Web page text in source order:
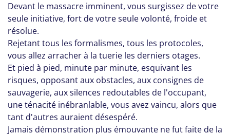
Devant le massacre imminent, vous surgissez de votre
seule initiative, fort de votre seule volonté, froide et
résolue.
Rejetant tous les formalismes, tous les protocoles,
vous allez arracher à la tuerie les derniers otages.
Et pied à pied, minute par minute, esquivant les
risques, opposant aux obstacles, aux consignes de
sauvagerie, aux silences redoutables de l'occupant,
une ténacité inébranlable, vous avez vaincu, alors que
tant d'autres auraient désespéré.
Jamais démonstration plus émouvante ne fut faite de la